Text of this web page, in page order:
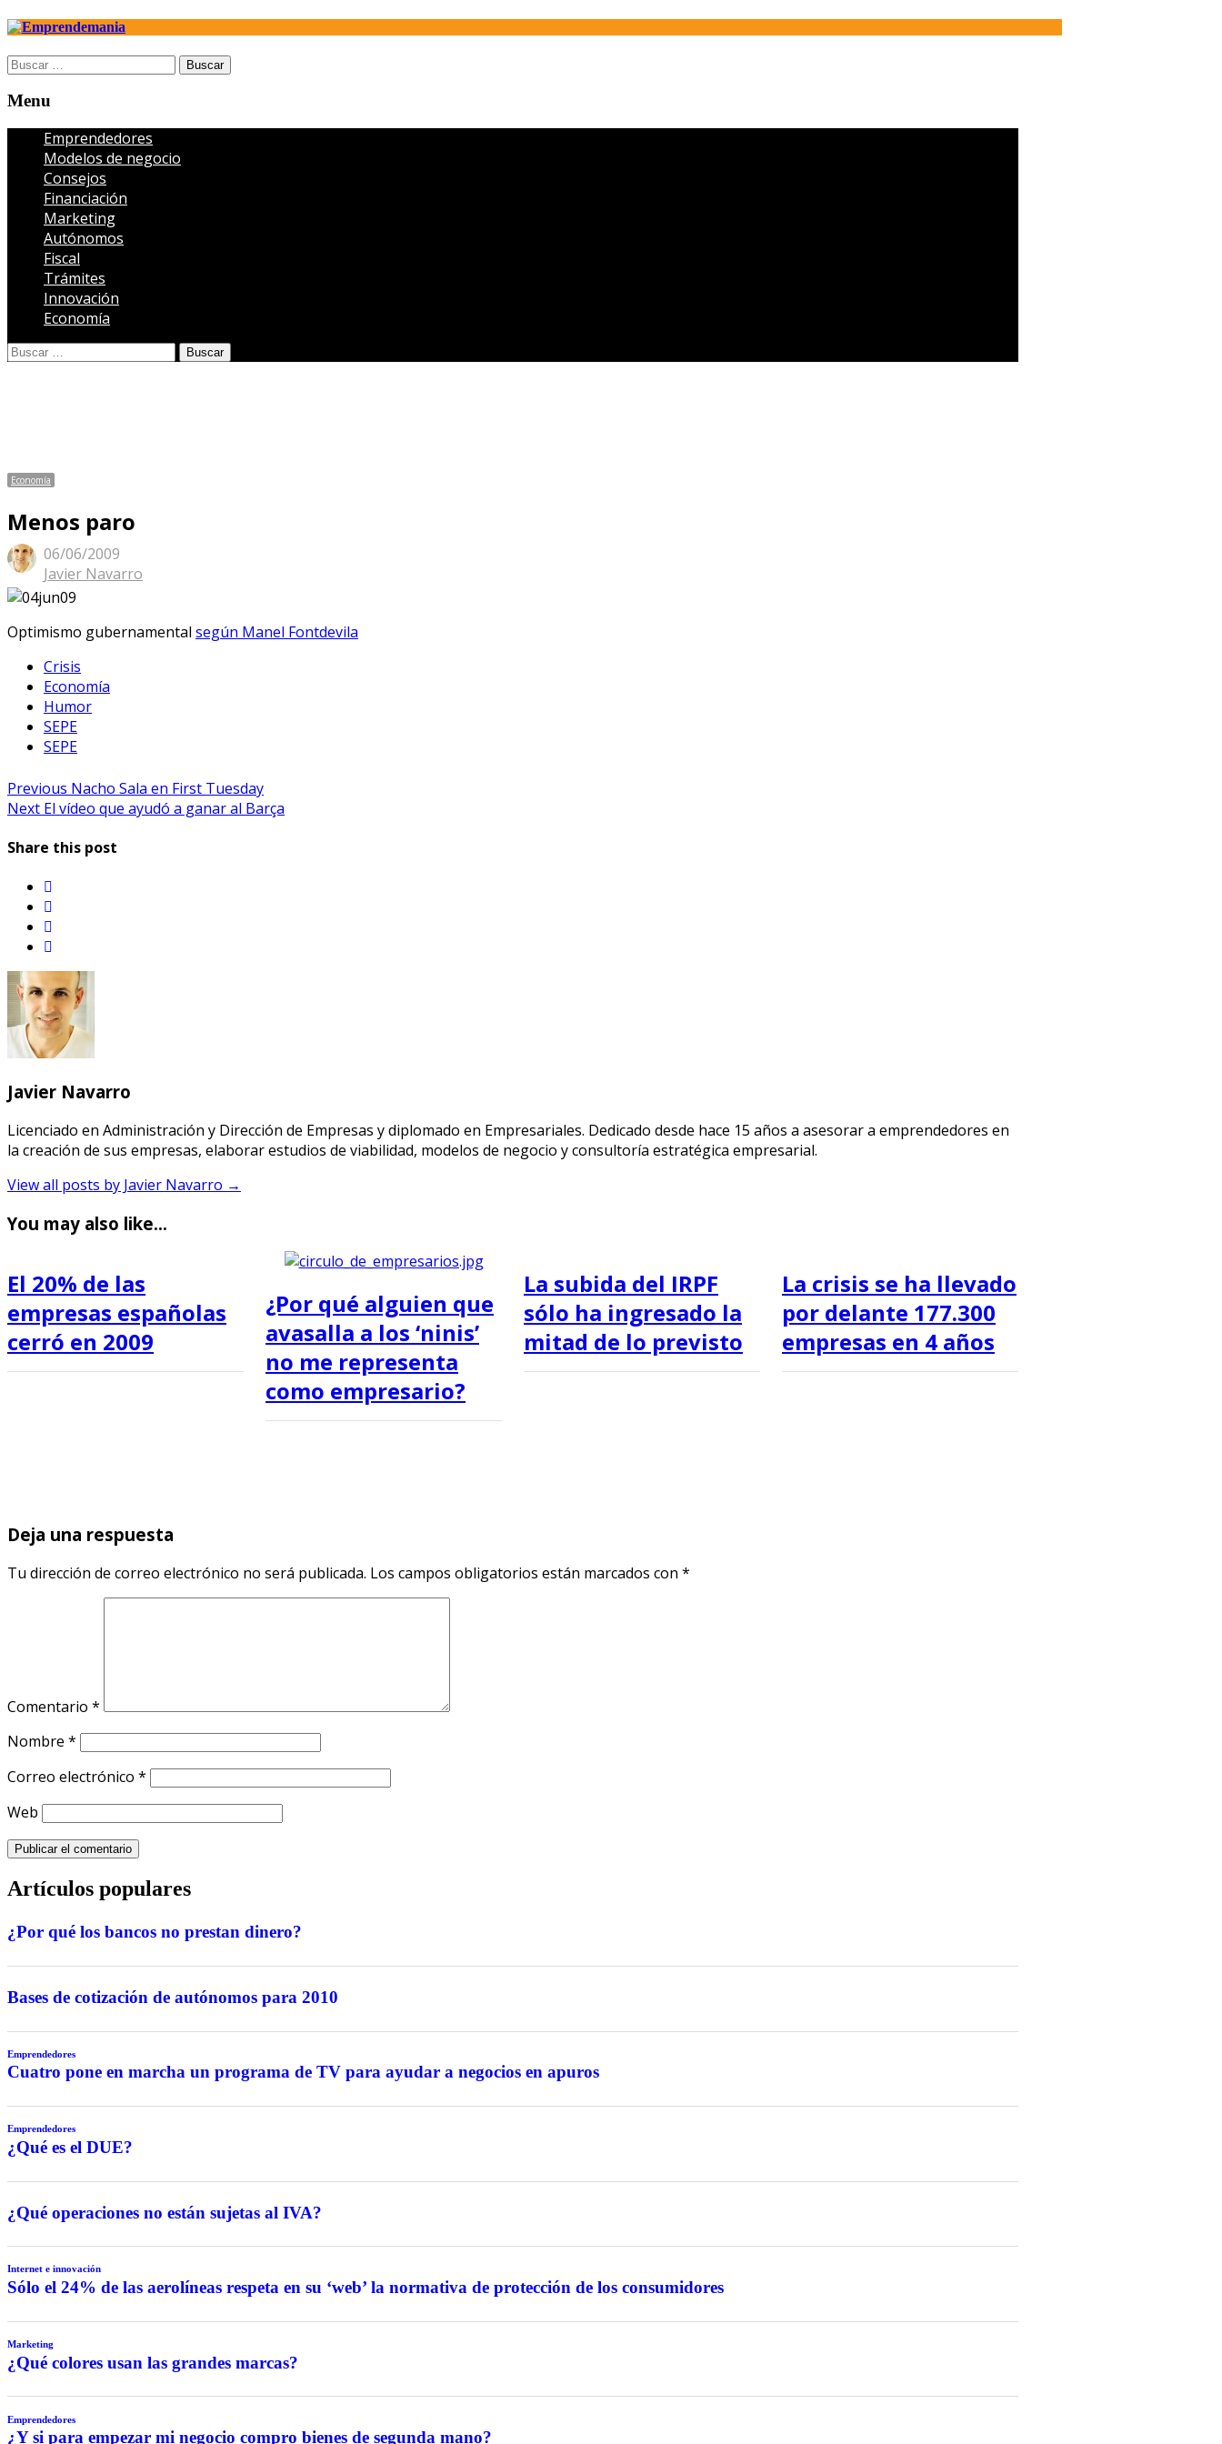
Open
search
panel
Buscar:
Menu
Menu
Emprendedores
Modelos de negocio
Consejos
Financiación
Marketing
Autónomos
Fiscal
Trámites
Innovación
Economía
Open
search
Buscar:
Economía
Menos paro
06/06/2009
Author
Javier Navarro
Optimismo gubernamental según Manel Fontdevila
Crisis
Economía
Humor
SEPE
SEPE
Navegación
de
entradas
Previous Previous
post:
Nacho Sala en First Tuesday
Next Next
El vídeo que ayudó a ganar al Barça
Share this post
Javier Navarro
Licenciado en Administración y Dirección de Empresas y diplomado en Empresariales. Dedicado desde hace 15 años a asesorar a emprendedores en
la creación de sus empresas, elaborar estudios de viabilidad, modelos de negocio y consultoría estratégica empresarial.
View all posts by Javier Navarro →
You may also like...
El 20% de las
empresas españolas
cerró en 2009
¿Por qué alguien que
avasalla a los ‘ninis’
no me representa
como empresario?
La subida del IRPF
sólo ha ingresado la
mitad de lo previsto
La crisis se ha llevado
por delante 177.300
empresas en 4 años
Deja una respuesta
Tu dirección de correo electrónico no será publicada. Los campos obligatorios están marcados con *
Comentario *
Nombre *
Correo electrónico *
Web
Artículos populares